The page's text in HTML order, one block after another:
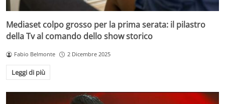
Mediaset colpo grosso per la prima serata: il pilastro
della Tv al comando dello show storico
Fabio Belmonte 2 Dicembre 2025
Leggi di più